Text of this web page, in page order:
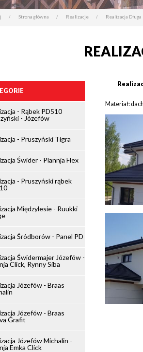
Strona główna Realizacje Realizacja
- Rąbek PD510
- Józefów
- Pruszyński Tigra
Świder - Plannja Flex
- Pruszyński rąbek
Międzylesie - Ruukki
Śródborów - Panel PD
Świdermajer Józefów -
Click, Rynny Siba
Józefów - Braas
Józefów - Braas
Grafit
Józefów Michalin -
Emka Click
Materiał: